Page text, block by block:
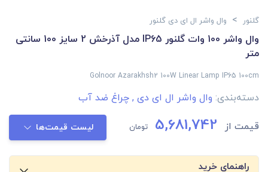
گلنور > وال واشر ال ای دی گلنور
وال واشر 100 وات گلنور IP65 مدل آذرخش 2 سایز 100 سانتی
متر
Golnoor Azarakhsh2 100W Linear Lamp IP65 100cm
دسته‌بندی: وال واشر ال ای دی , چراغ ضد آب
قیمت از 5,681,742 تومان لیست قیمت‌ها
راهنمای خرید